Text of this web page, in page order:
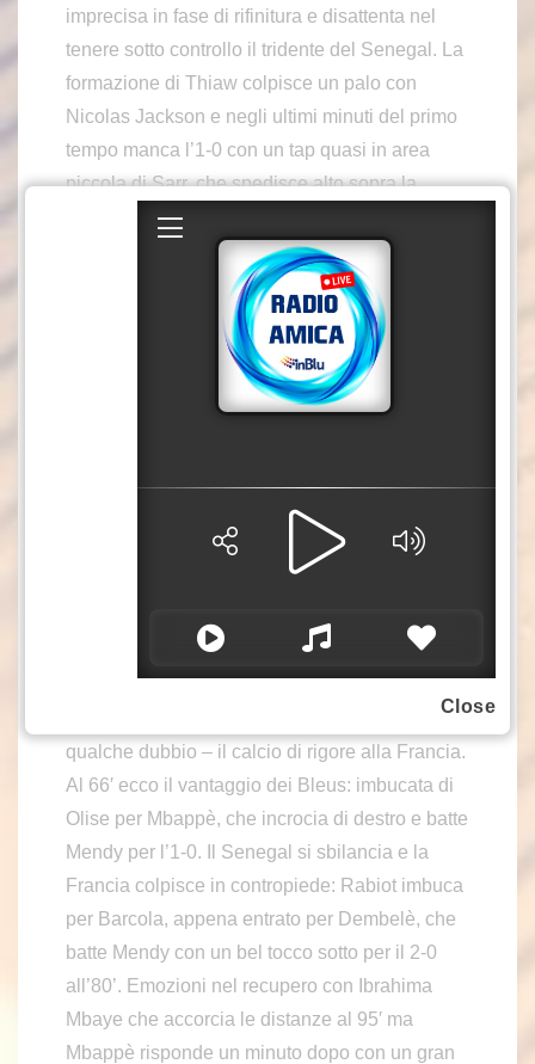
imprecisa in fase di rifinitura e disattenta nel
tenere sotto controllo il tridente del Senegal. La
formazione di Thiaw colpisce un palo con
Nicolas Jackson e negli ultimi minuti del primo
tempo manca l’1-0 con un tap quasi in area
piccola di Sarr, che spedisce alto sopra la
traversa da pochi passi.
In apertura di secondo tempo ci prova subito
Douè, che manda a lato di sinistro dal limite
dell’area. La prima vera occasione per i Bleus
la crea Olise al 50′: sbavatura in disimpegno
del Senegal, l’esterno del Bayern Monaco si
mette in proprio, salta Koulibaly ma trova la
giri il pressing della Francia: Al 56′ Olise serve
Mbappè in area, ma il centravanti del Real
Madrid non angola il suo destro e centra la
area e manda giù l’attaccante della squadra di
Deschamps. Dopo un on field review, l’arbitro
Faghani decide di non assegnare – con più di
qualche dubbio – il calcio di rigore alla Francia.
Al 66′ ecco il vantaggio dei Bleus: imbucata di
Olise per Mbappè, che incrocia di destro e batte
Mendy per l’1-0. Il Senegal si sbilancia e la
Francia colpisce in contropiede: Rabiot imbuca
per Barcola, appena entrato per Dembelè, che
batte Mendy con un bel tocco sotto per il 2-0
all’80’. Emozioni nel recupero con Ibrahima
Mbaye che accorcia le distanze al 95′ ma
Mbappè risponde un minuto dopo con un gran
Close